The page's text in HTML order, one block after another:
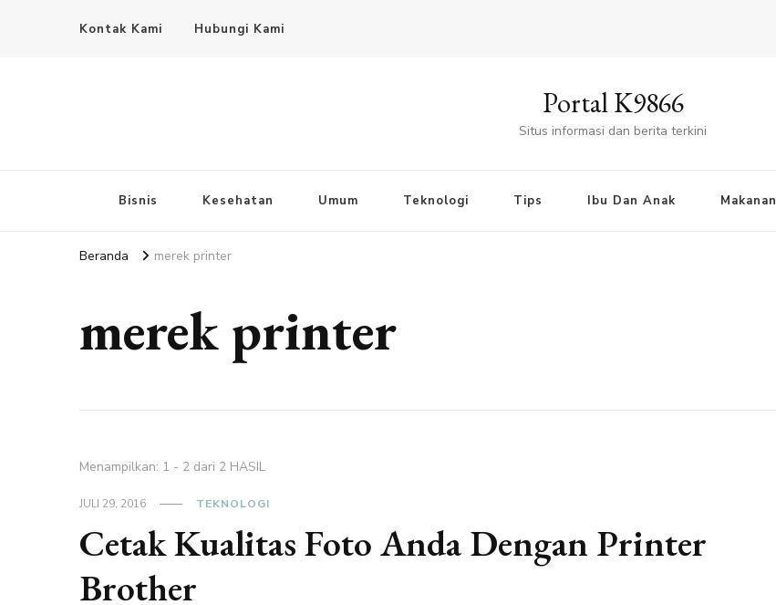
Kontak Kami Hubungi Kami
Portal K9866
Situs informasi dan berita terkini
Bisnis Kesehatan Umum Teknologi Tips Ibu Dan Anak Makanan
Beranda merek printer
merek printer
Menampilkan: 1 - 2 dari 2 HASIL
JULI 29, 2016 TEKNOLOGI
Cetak Kualitas Foto Anda Dengan Printer
Brother